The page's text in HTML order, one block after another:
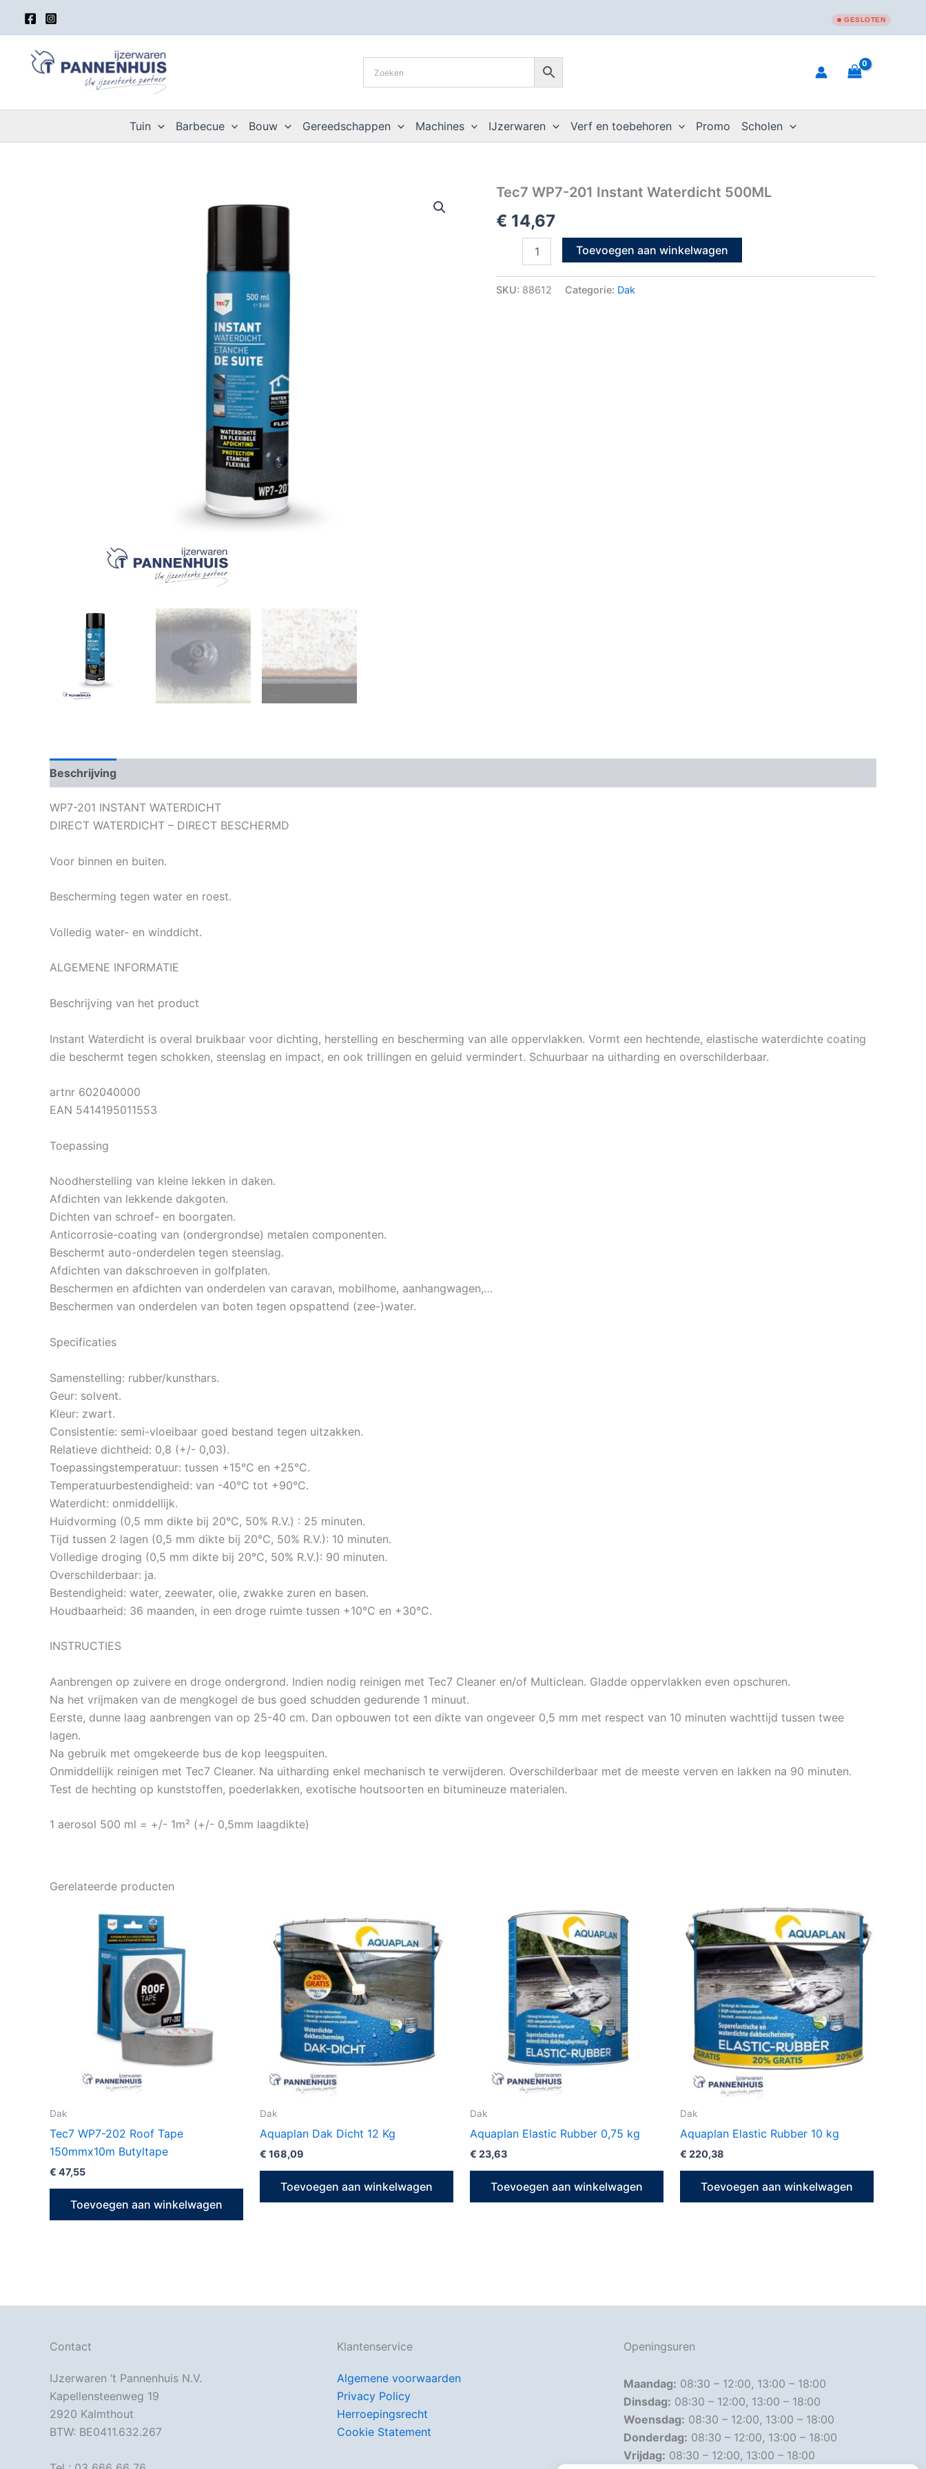
inhoud
GESLOTEN
Tuin Barbecue Bouw Gereedschappen Machines IJzerwaren Verf en toebehoren Promo Scholen
Tec7 WP7-201 Instant Waterdicht 500ML
€ 14,67
Tec7
201
Instant
Waterdicht
Toevoegen aan winkelwagen
SKU: 88612 Categorie: Dak
Beschrijving
WP7-201 INSTANT WATERDICHT
DIRECT WATERDICHT – DIRECT BESCHERMD
Voor binnen en buiten.
Bescherming tegen water en roest.
Volledig water- en winddicht.
ALGEMENE INFORMATIE
Beschrijving van het product
Instant Waterdicht is overal bruikbaar voor dichting, herstelling en bescherming van alle oppervlakken. Vormt een hechtende, elastische waterdichte coating
die beschermt tegen schokken, steenslag en impact, en ook trillingen en geluid vermindert. Schuurbaar na uitharding en overschilderbaar.
artnr 602040000
EAN 5414195011553
Toepassing
Noodherstelling van kleine lekken in daken.
Afdichten van lekkende dakgoten.
Dichten van schroef- en boorgaten.
Anticorrosie-coating van (ondergrondse) metalen componenten.
Beschermt auto-onderdelen tegen steenslag.
Afdichten van dakschroeven in golfplaten.
Beschermen en afdichten van onderdelen van caravan, mobilhome, aanhangwagen,…
Beschermen van onderdelen van boten tegen opspattend (zee-)water.
Specificaties
Samenstelling: rubber/kunsthars.
Geur: solvent.
Kleur: zwart.
Consistentie: semi-vloeibaar goed bestand tegen uitzakken.
Relatieve dichtheid: 0,8 (+/- 0,03).
Toepassingstemperatuur: tussen +15°C en +25°C.
Temperatuurbestendigheid: van -40°C tot +90°C.
Waterdicht: onmiddellijk.
Huidvorming (0,5 mm dikte bij 20°C, 50% R.V.) : 25 minuten.
Tijd tussen 2 lagen (0,5 mm dikte bij 20°C, 50% R.V.): 10 minuten.
Volledige droging (0,5 mm dikte bij 20°C, 50% R.V.): 90 minuten.
Overschilderbaar: ja.
Bestendigheid: water, zeewater, olie, zwakke zuren en basen.
Houdbaarheid: 36 maanden, in een droge ruimte tussen +10°C en +30°C.
INSTRUCTIES
Aanbrengen op zuivere en droge ondergrond. Indien nodig reinigen met Tec7 Cleaner en/of Multiclean. Gladde oppervlakken even opschuren.
Na het vrijmaken van de mengkogel de bus goed schudden gedurende 1 minuut.
Eerste, dunne laag aanbrengen van op 25-40 cm. Dan opbouwen tot een dikte van ongeveer 0,5 mm met respect van 10 minuten wachttijd tussen twee
lagen.
Na gebruik met omgekeerde bus de kop leegspuiten.
Onmiddellijk reinigen met Tec7 Cleaner. Na uitharding enkel mechanisch te verwijderen. Overschilderbaar met de meeste verven en lakken na 90 minuten.
Test de hechting op kunststoffen, poederlakken, exotische houtsoorten en bitumineuze materialen.
1 aerosol 500 ml = +/- 1m² (+/- 0,5mm laagdikte)
Gerelateerde producten
Dak
Tec7 WP7-202 Roof Tape
150mmx10m Butyltape
€ 47,55
Toevoegen aan winkelwagen
Dak
Aquaplan Dak Dicht 12 Kg
€ 168,09
Toevoegen aan winkelwagen
Dak
Aquaplan Elastic Rubber 0,75 kg
€ 23,63
Toevoegen aan winkelwagen
Dak
Aquaplan Elastic Rubber 10 kg
€ 220,38
Toevoegen aan winkelwagen
Contact
IJzerwaren ‘t Pannenhuis N.V.
Kapellensteenweg 19
2920 Kalmthout
BTW: BE0411.632.267
Klantenservice
Algemene voorwaarden
Privacy Policy
Herroepingsrecht
Cookie Statement
Openingsuren
Maandag: 08:30 – 12:00, 13:00 – 18:00
Dinsdag: 08:30 – 12:00, 13:00 – 18:00
Woensdag: 08:30 – 12:00, 13:00 – 18:00
Donderdag: 08:30 – 12:00, 13:00 – 18:00
Vrijdag: 08:30 – 12:00, 13:00 – 18:00